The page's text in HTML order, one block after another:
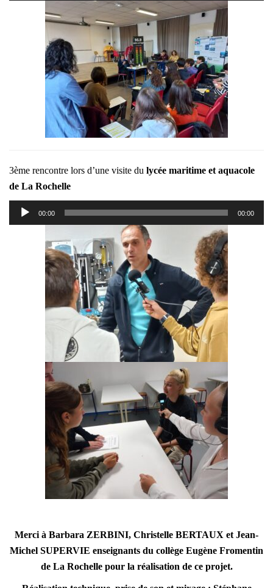
3ème rencontre lors d’une visite du lycée maritime et aquacole
de La Rochelle
Lecteur
audio
00:00 00:00
Merci à Barbara ZERBINI, Christelle BERTAUX et Jean-
Michel SUPERVIE enseignants du collège Eugène Fromentin
de La Rochelle pour la réalisation de ce projet.